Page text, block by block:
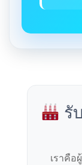
รั
เราคือ